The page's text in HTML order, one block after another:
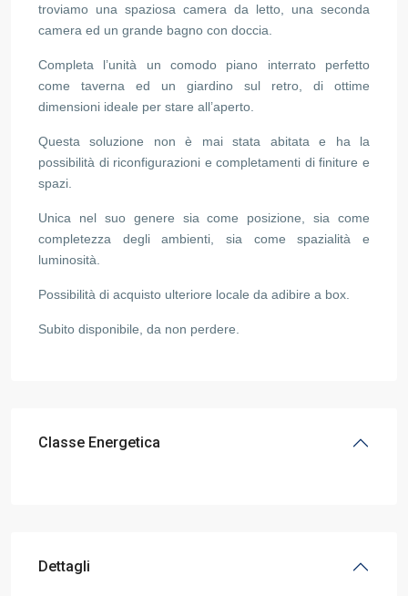
troviamo una spaziosa camera da letto, una seconda
camera ed un grande bagno con doccia.
Completa l’unità un comodo piano interrato perfetto
come taverna ed un giardino sul retro, di ottime
dimensioni ideale per stare all’aperto.
Questa soluzione non è mai stata abitata e ha la
possibilità di riconfigurazioni e completamenti di finiture e
spazi.
Unica nel suo genere sia come posizione, sia come
completezza degli ambienti, sia come spazialità e
luminosità.
Possibilità di acquisto ulteriore locale da adibire a box.
Subito disponibile, da non perdere.
Classe Energetica
Dettagli